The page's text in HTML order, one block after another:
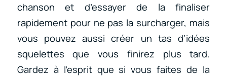
chanson et d’essayer de la finaliser
rapidement pour ne pas la surcharger, mais
vous pouvez aussi créer un tas d’idées
squelettes que vous finirez plus tard.
Gardez à l’esprit que si vous faites de la